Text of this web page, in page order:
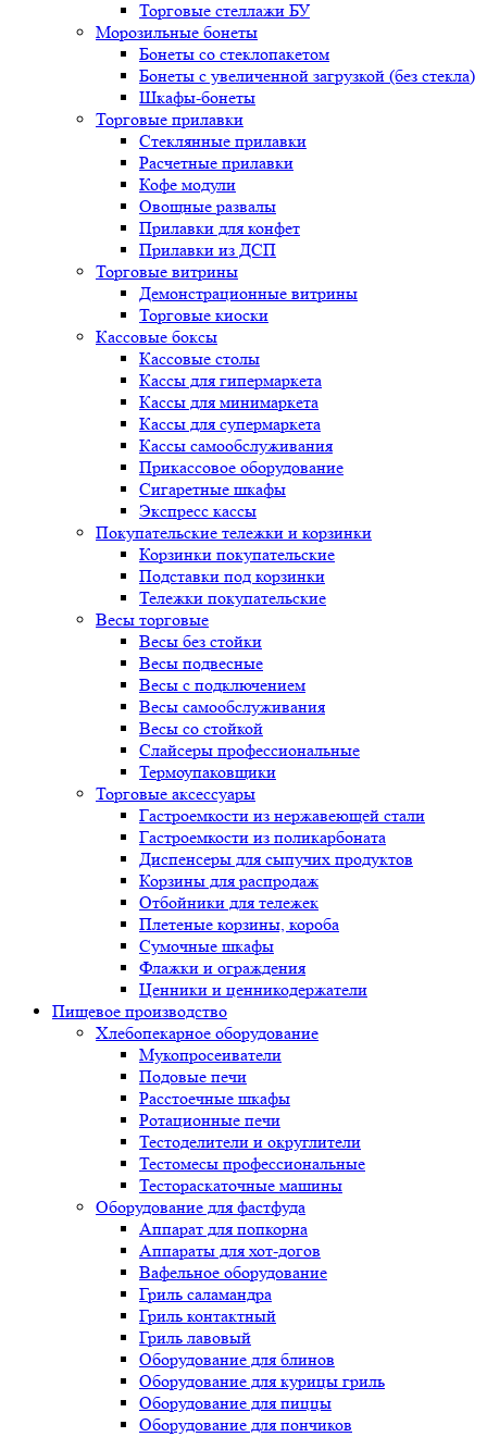
Торговые стеллажи БУ
Морозильные бонеты
Бонеты со стеклопакетом
Бонеты с увеличенной загрузкой (без стекла)
Шкафы-бонеты
Торговые прилавки
Стеклянные прилавки
Расчетные прилавки
Кофе модули
Овощные развалы
Прилавки для конфет
Прилавки из ДСП
Торговые витрины
Демонстрационные витрины
Торговые киоски
Кассовые боксы
Кассовые столы
Кассы для гипермаркета
Кассы для минимаркета
Кассы для супермаркета
Кассы самообслуживания
Прикассовое оборудование
Сигаретные шкафы
Экспресс кассы
Покупательские тележки и корзинки
Корзинки покупательские
Подставки под корзинки
Тележки покупательские
Весы торговые
Весы без стойки
Весы подвесные
Весы с подключением
Весы самообслуживания
Весы со стойкой
Слайсеры профессиональные
Термоупаковщики
Торговые аксессуары
Гастроемкости из нержавеющей стали
Гастроемкости из поликарбоната
Диспенсеры для сыпучих продуктов
Корзины для распродаж
Отбойники для тележек
Плетеные корзины, короба
Сумочные шкафы
Флажки и ограждения
Ценники и ценникодержатели
Пищевое производство
Хлебопекарное оборудование
Мукопросеиватели
Подовые печи
Расстоечные шкафы
Ротационные печи
Тестоделители и округлители
Тестомесы профессиональные
Тестораскаточные машины
Оборудование для фастфуда
Аппарат для попкорна
Аппараты для хот-догов
Вафельное оборудование
Гриль саламандра
Гриль контактный
Гриль лавовый
Оборудование для блинов
Оборудование для курицы гриль
Оборудование для пиццы
Оборудование для пончиков